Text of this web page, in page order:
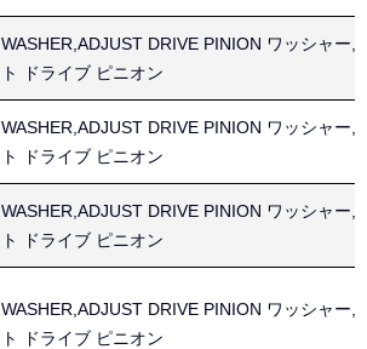
WASHER,ADJUST DRIVE PINION ワッシャー,
ト ドライブ ピニオン
WASHER,ADJUST DRIVE PINION ワッシャー,
ト ドライブ ピニオン
WASHER,ADJUST DRIVE PINION ワッシャー,
ト ドライブ ピニオン
WASHER,ADJUST DRIVE PINION ワッシャー,
ト ドライブ ピニオン